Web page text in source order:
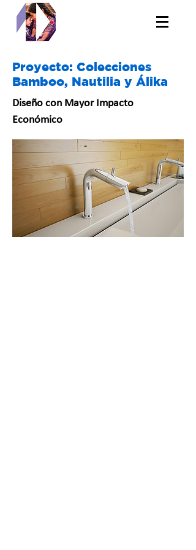
Proyecto: Colecciones
Bamboo, Nautilia y Álika
Diseño con Mayor Impacto
Económico